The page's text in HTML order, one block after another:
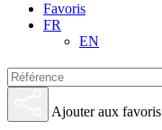
Favoris
FR
EN
Ajouter aux favoris